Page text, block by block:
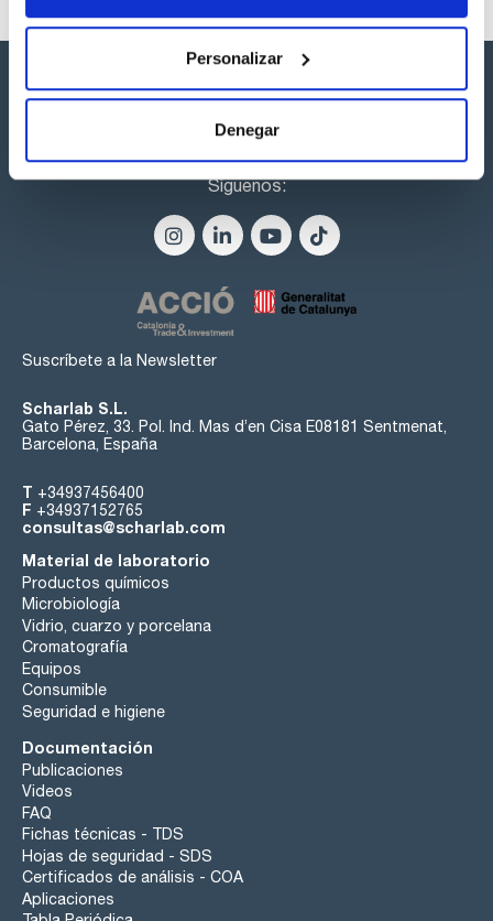
Personalizar
Denegar
Síguenos:
Suscríbete a la Newsletter
Scharlab S.L.
Gato Pérez, 33. Pol. Ind. Mas d’en Cisa E08181 Sentmenat,
Barcelona, España
T +34937456400
F +34937152765
consultas@scharlab.com
Material de laboratorio
Productos químicos
Microbiología
Vidrio, cuarzo y porcelana
Cromatografía
Equipos
Consumible
Seguridad e higiene
Documentación
Publicaciones
Videos
FAQ
Fichas técnicas - TDS
Hojas de seguridad - SDS
Certificados de análisis - COA
Aplicaciones